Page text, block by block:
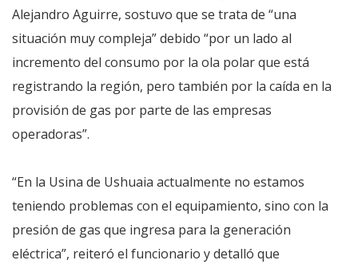
Alejandro Aguirre, sostuvo que se trata de “una
situación muy compleja” debido “por un lado al
incremento del consumo por la ola polar que está
registrando la región, pero también por la caída en la
provisión de gas por parte de las empresas
operadoras”.
“En la Usina de Ushuaia actualmente no estamos
teniendo problemas con el equipamiento, sino con la
presión de gas que ingresa para la generación
eléctrica”, reiteró el funcionario y detalló que